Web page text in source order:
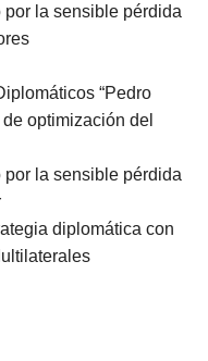
la sensible pérdida
“Pedro
optimización del
la sensible pérdida
diplomática con